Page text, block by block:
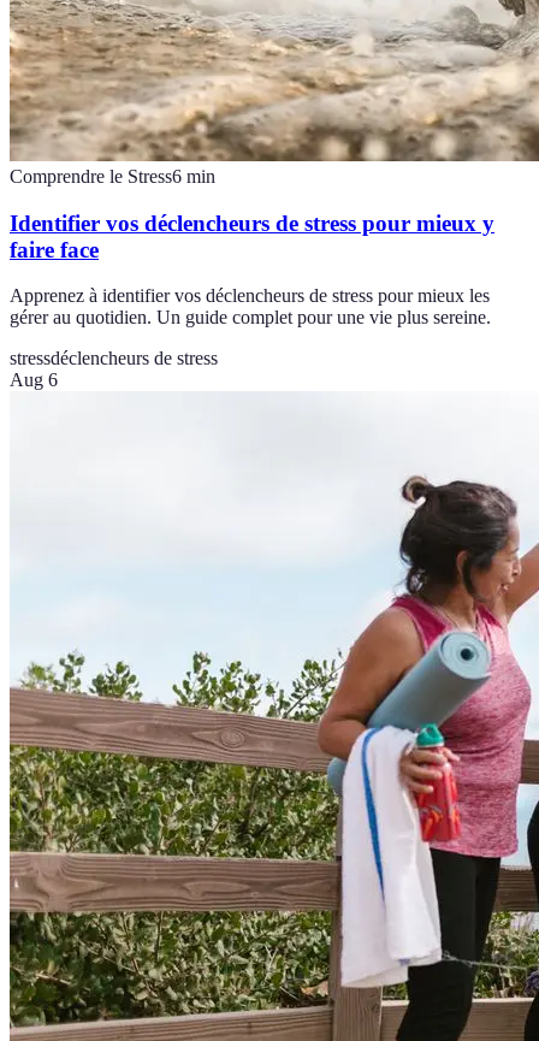
Comprendre le Stress6 min
Identifier vos déclencheurs de stress pour mieux y
faire face
Apprenez à identifier vos déclencheurs de stress pour mieux les
gérer au quotidien. Un guide complet pour une vie plus sereine.
stressdéclencheurs de stress
Aug 6